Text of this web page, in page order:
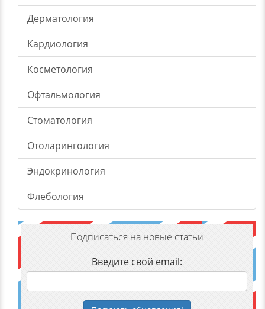
Дерматология
Кардиология
Косметология
Офтальмология
Стоматология
Отоларингология
Эндокринология
Флебология
Подписаться на новые статьи
Введите свой email: